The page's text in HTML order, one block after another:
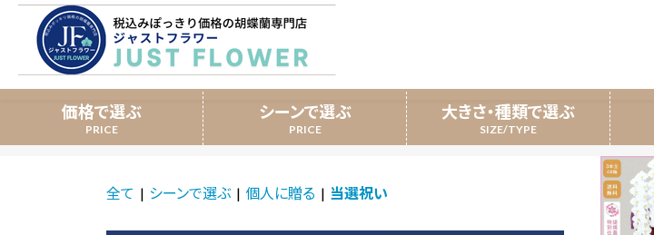
価格で選ぶ シーンで選ぶ
開業祝い 開店祝い
大きさ・種類で選ぶ
3本立 5本立
全て | シーンで選ぶ | 個人に贈る | 当選祝い